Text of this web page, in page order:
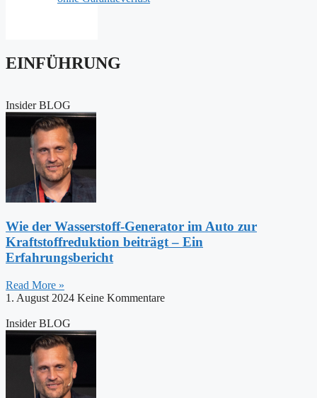
EINFÜHRUNG
Insider BLOG
Wie der Wasserstoff-Generator im Auto zur
Kraftstoffreduktion beiträgt – Ein
Erfahrungsbericht
Read More »
1. August 2024 Keine Kommentare
Insider BLOG